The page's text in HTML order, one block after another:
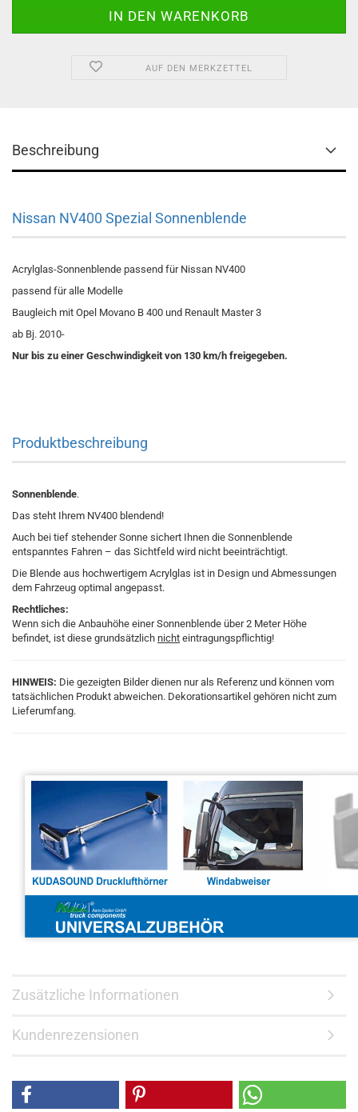
AUF DEN MERKZETTEL
Beschreibung
Nissan NV400 Spezial Sonnenblende
Acrylglas-Sonnenblende passend für Nissan NV400
passend für alle Modelle
Baugleich mit Opel Movano B 400 und Renault Master 3
ab Bj. 2010-
Nur bis zu einer Geschwindigkeit von 130 km/h freigegeben.
Produktbeschreibung
Sonnenblende.
Das steht Ihrem NV400 blendend!
Auch bei tief stehender Sonne sichert Ihnen die Sonnenblende
entspanntes Fahren – das Sichtfeld wird nicht beeinträchtigt.
Die Blende aus hochwertigem Acrylglas ist in Design und Abmessungen
dem Fahrzeug optimal angepasst.
Rechtliches:
Wenn sich die Anbauhöhe einer Sonnenblende über 2 Meter Höhe
befindet, ist diese grundsätzlich nicht eintragungspflichtig!
HINWEIS: Die gezeigten Bilder dienen nur als Referenz und können vom
tatsächlichen Produkt abweichen. Dekorationsartikel gehören nicht zum
Lieferumfang.
Zusätzliche Informationen
Kundenrezensionen